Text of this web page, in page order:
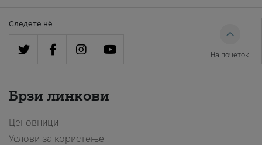
Следете нè
На почеток
Брзи линкови
Ценовници
Услови за користење